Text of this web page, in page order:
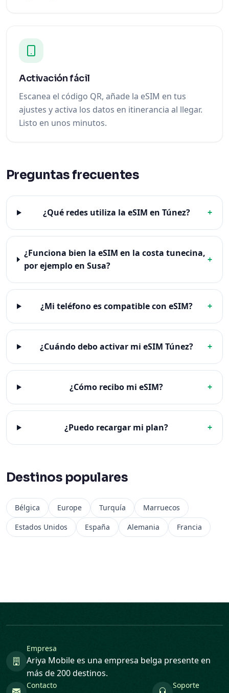
Activación fácil
Escanea el código QR, añade la eSIM en tus
ajustes y activa los datos en itinerancia al llegar.
Listo en unos minutos.
Preguntas frecuentes
¿Qué redes utiliza la eSIM en Túnez? +
¿Funciona bien la eSIM en la costa tunecina,
por ejemplo en Susa?
+
¿Mi teléfono es compatible con eSIM? +
¿Cuándo debo activar mi eSIM Túnez? +
¿Cómo recibo mi eSIM? +
¿Puedo recargar mi plan? +
Destinos populares
Bélgica Europe Turquía
Marruecos
Estados Unidos
España Alemania Francia
Empresa
Ariya Mobile es una empresa belga presente en
más de 200 destinos.
Contacto Soporte